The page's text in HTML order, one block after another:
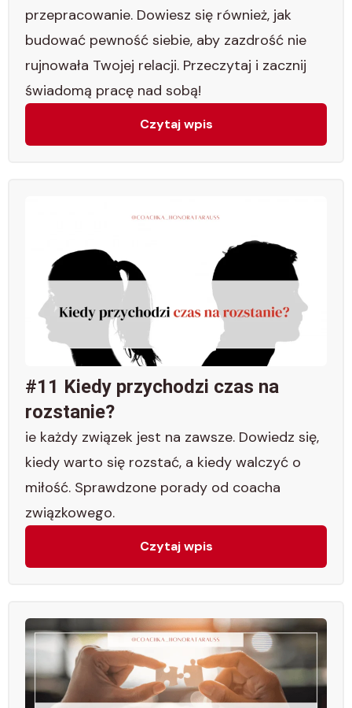
przepracowanie. Dowiesz się również, jak
budować pewność siebie, aby zazdrość nie
rujnowała Twojej relacji. Przeczytaj i zacznij
świadomą pracę nad sobą!
Czytaj wpis
#11 Kiedy przychodzi czas na
rozstanie?
ie każdy związek jest na zawsze. Dowiedz się,
kiedy warto się rozstać, a kiedy walczyć o
miłość. Sprawdzone porady od coacha
związkowego.
Czytaj wpis